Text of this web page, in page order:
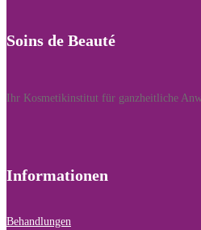
Soins de Beauté
Ihr Kosmetikinstitut für ganzheitliche
Informationen
Behandlungen